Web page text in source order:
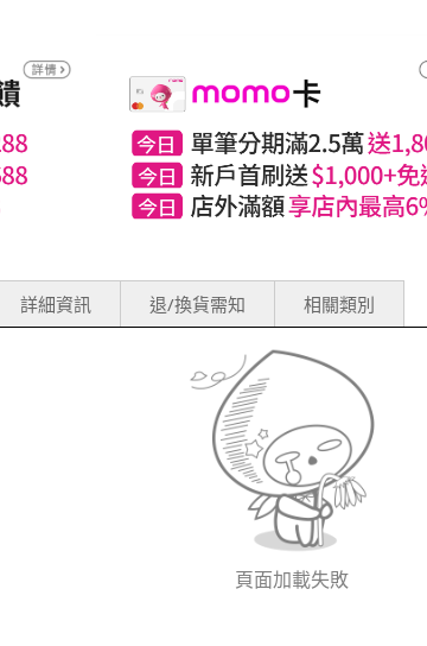
詳細資訊 退/換貨需知 相關類別
頁面加載失敗